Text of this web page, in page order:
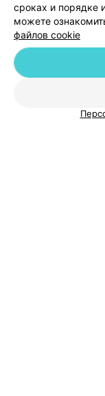
сроках и порядке
можете
файлов cookie